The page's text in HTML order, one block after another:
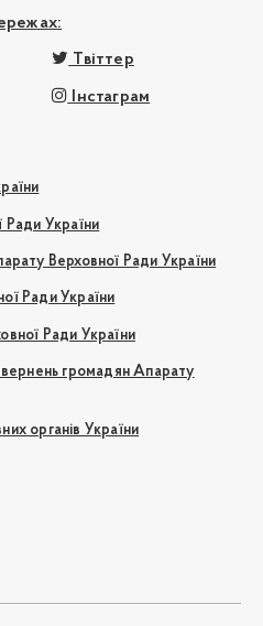
Твіттер
Інстаграм
Ради України
Верховної Ради України
Ради України
Ради України
громадян Апарату
органів України